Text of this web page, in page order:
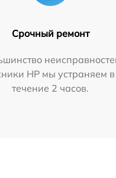
Срочный ремонт
HP мы устраняем в
течение 2 часов.